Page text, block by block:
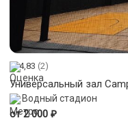
4,83 (2)
Универсальный зал
Водный стадион
от 2 000 ₽